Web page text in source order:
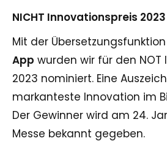
NICHT Innovationspreis 2023
Mit der
App wurden wir für den
2023 nominiert. Eine
markanteste Innovation im
Der Gewinner wird am 24.
Messe bekannt gegeben.